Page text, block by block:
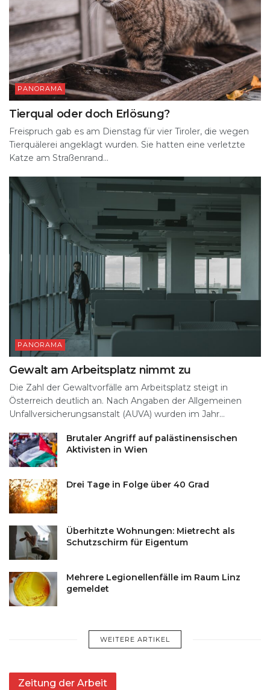
PANORAMA
Tierqual oder doch Erlösung?
Freispruch gab es am Dienstag für vier Tiroler, die wegen
Tierquälerei angeklagt wurden. Sie hatten eine verletzte
Katze am Straßenrand...
PANORAMA
Gewalt am Arbeitsplatz nimmt zu
Die Zahl der Gewaltvorfälle am Arbeitsplatz steigt in
Österreich deutlich an. Nach Angaben der Allgemeinen
Unfallversicherungsanstalt (AUVA) wurden im Jahr...
Brutaler Angriff auf palästinensischen
Aktivisten in Wien
Drei Tage in Folge über 40 Grad
Überhitzte Wohnungen: Mietrecht als
Schutzschirm für Eigentum
Mehrere Legionellenfälle im Raum Linz
gemeldet
WEITERE ARTIKEL
Zeitung der Arbeit